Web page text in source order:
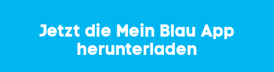
Jetzt die Mein Blau App
herunterladen